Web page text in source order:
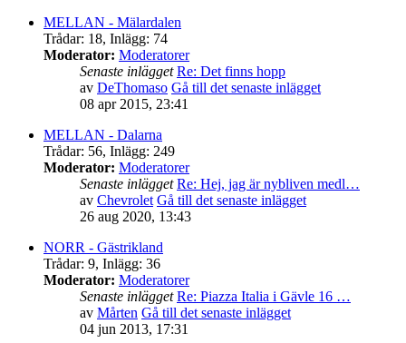
MELLAN - Mälardalen
Trådar: 18, Inlägg: 74
Moderator: Moderatorer
Senaste inlägget Re: Det finns hopp
av DeThomaso Gå till det senaste inlägget
08 apr 2015, 23:41
MELLAN - Dalarna
Trådar: 56, Inlägg: 249
Moderator: Moderatorer
Senaste inlägget Re: Hej, jag är nybliven medl…
av Chevrolet Gå till det senaste inlägget
26 aug 2020, 13:43
NORR - Gästrikland
Trådar: 9, Inlägg: 36
Moderator: Moderatorer
Senaste inlägget Re: Piazza Italia i Gävle 16 …
av Mårten Gå till det senaste inlägget
04 jun 2013, 17:31